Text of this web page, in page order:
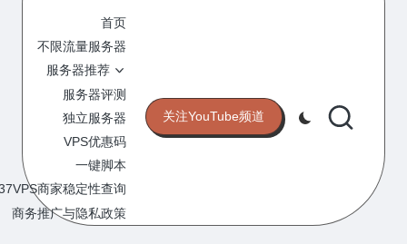
7
V
P
S
主
机
评
的
VPS
网
站
首页
不限流量服务器
服务器推荐
服务器评测
独立服务器
VPS优惠码
一键脚本
商家稳定性查询
商务推广与隐私政策
关注YouTube频道